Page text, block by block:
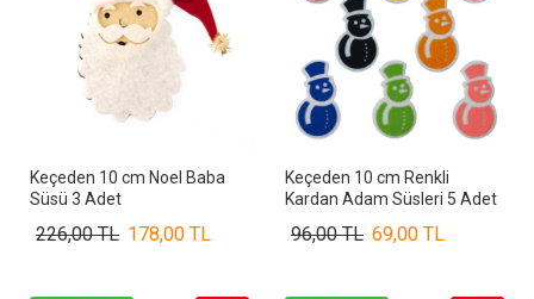
Keçeden 10 cm Noel Baba
Süsü 3 Adet
178,00 TL
226,00 TL
Keçeden 10 cm Renkli
Kardan Adam Süsleri 5 Adet
69,00 TL
96,00 TL